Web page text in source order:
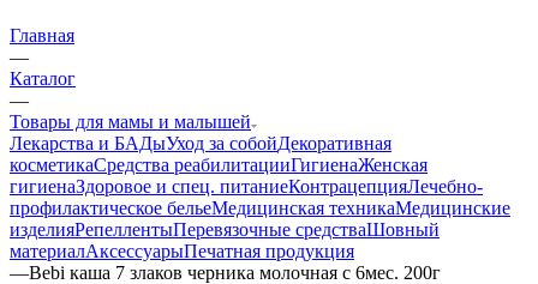
Главная
—
Каталог
—
Товары для мамы и малышей
Лекарства и БАДыУход за собойДекоративная
косметикаСредства реабилитацииГигиенаЖенская
гигиенаЗдоровое и спец. питаниеКонтрацепцияЛечебно-
профилактическое бельеМедицинская техникаМедицинские
изделияРепеллентыПеревязочные средстваШовный
материалАксессуарыПечатная продукция
—Bebi каша 7 злаков черника молочная с 6мес. 200г